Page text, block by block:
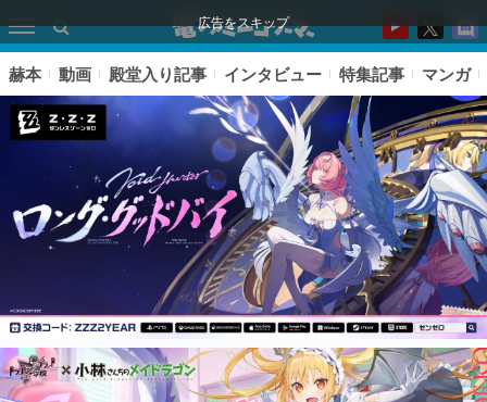
広告をスキップ
ピックアップ
赫本 動画 殿堂入り記事 インタビュー 特集記事 マンガ